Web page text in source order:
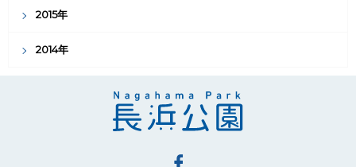
2015年
2014年